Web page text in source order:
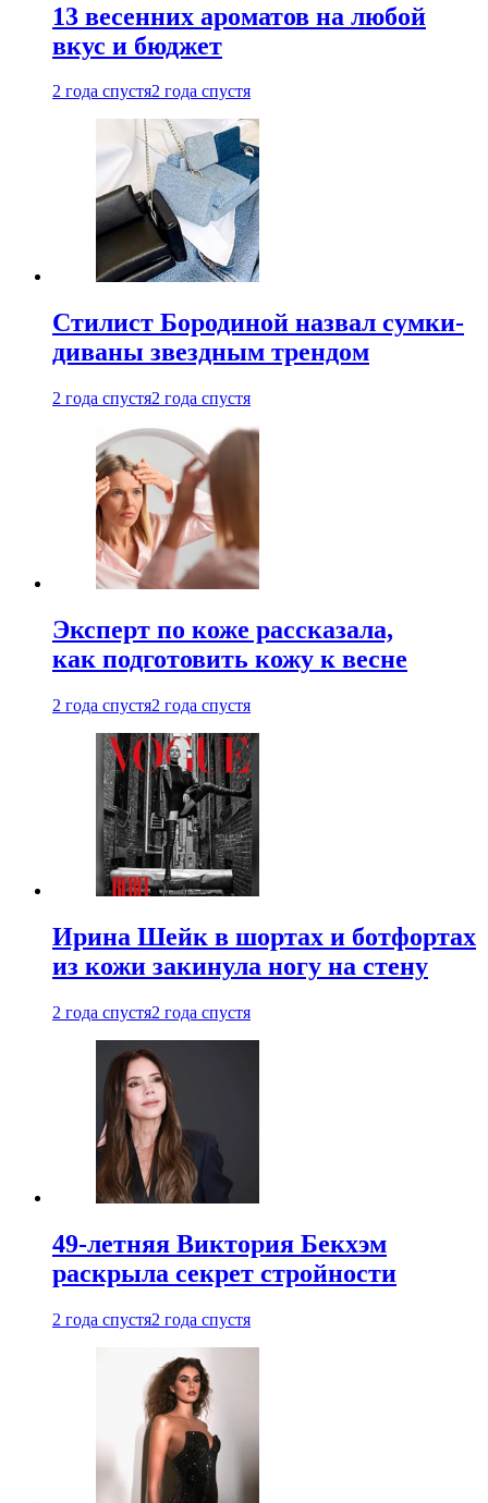
13 весенних ароматов на любой
вкус и бюджет
2 года спустя2 года спустя
Стилист Бородиной назвал сумки-
диваны звездным трендом
2 года спустя2 года спустя
Эксперт по коже рассказала,
как подготовить кожу к весне
2 года спустя2 года спустя
Ирина Шейк в шортах и ботфортах
из кожи закинула ногу на стену
2 года спустя2 года спустя
49-летняя Виктория Бекхэм
раскрыла секрет стройности
2 года спустя2 года спустя